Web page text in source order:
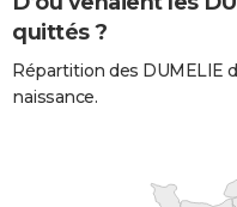
quittés ?
Répartition des DUMELIE
naissance.